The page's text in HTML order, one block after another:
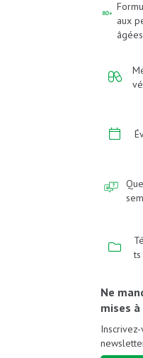
aux
âgées
ts
Ne
mises